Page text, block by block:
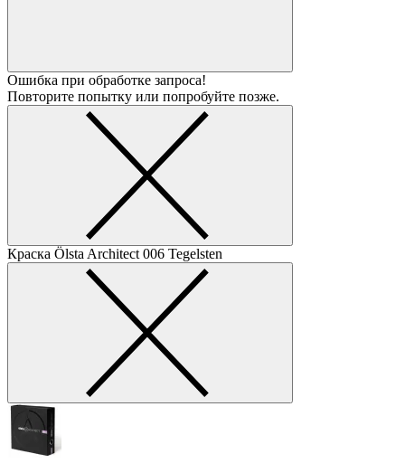
Ошибка при обработке запроса!
Повторите попытку или попробуйте позже.
Краска Ölsta Architect 006 Tegelsten